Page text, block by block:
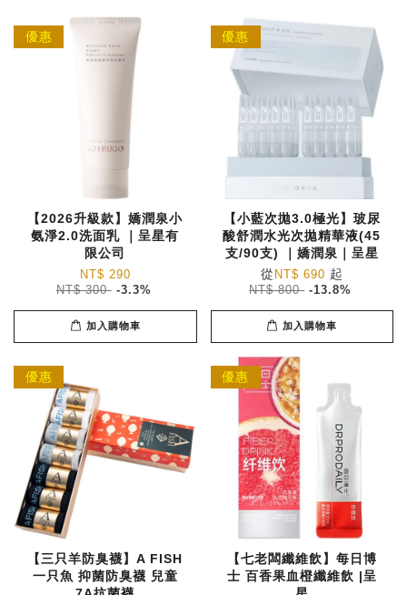
優惠
【2026升級款】嬌潤泉小
氨淨2.0洗面乳 ｜呈星有
限公司
NT$ 290
NT$ 300 -3.3%
加入購物車
優惠
【小藍次拋3.0極光】玻尿
酸舒潤水光次拋精華液(45
支/90支) ｜嬌潤泉｜呈星
從 NT$ 690 起
NT$ 800 -13.8%
加入購物車
優惠
【三只羊防臭襪】A FISH
一只魚 抑菌防臭襪 兒童
優惠
【七老闆纖維飲】每日博
士 百香果血橙纖維飲 |呈